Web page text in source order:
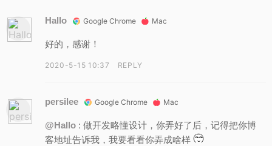
Hallo Google Chrome Mac
好的，感谢！
2020-5-15 10:37 REPLY
persilee Google Chrome Mac
@Hallo : 做开发略懂设计，你弄好了后，记得把你博
客地址告诉我，我要看看你弄成啥样